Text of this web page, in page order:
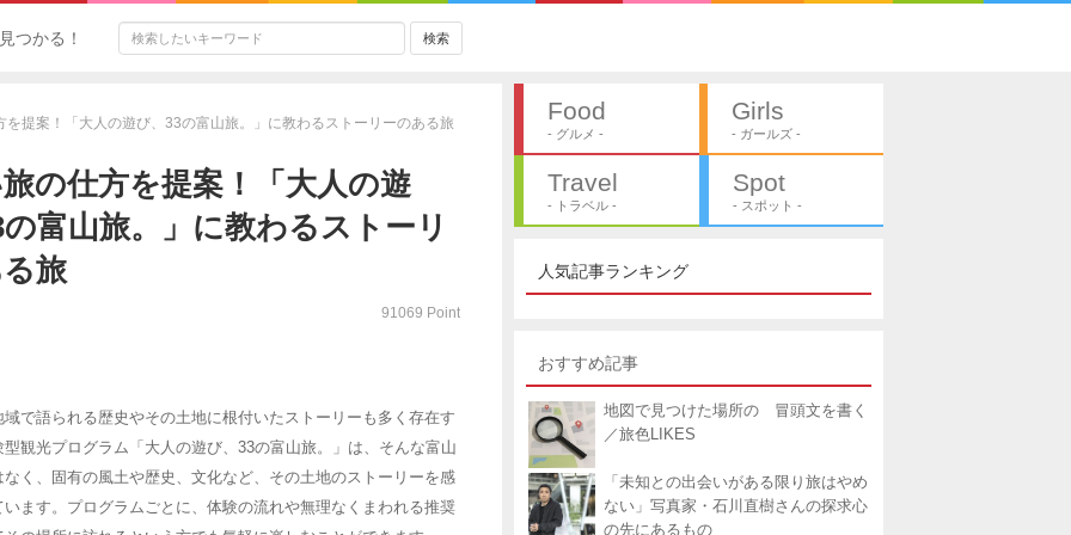
を提案！「大人の遊び、33の富山旅。」に教わるストーリーのある旅
の仕方を提案！「大人の遊
富山旅。」に教わるストーリ
旅
91069 Point
で語られる歴史やその土地に根付いたストーリーも多く存在す
観光プログラム「大人の遊び、33の富山旅。」は、そんな富山
く、固有の風土や歴史、文化など、その土地のストーリーを感
ます。プログラムごとに、体験の流れや無理なくまわれる推奨
Food
- グルメ -
Girls
- ガールズ -
Travel
- トラベル -
Spot
- スポット -
人気記事ランキング
おすすめ記事
地図で見つけた場所の 冒頭文を書く
／旅色LIKES
「未知との出会いがある限り旅はやめ
ない」写真家・石川直樹さんの探求心
の先にあるもの
つかる！